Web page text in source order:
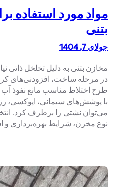
مواد مورد استفاده
بتنی
جولای 7, 1404
مخازن بتنی به دلیل تخلخل ذاتی
در مرحله ساخت، افزودنی‌های
طرح اختلاط مناسب مانع نفوذ
با پوشش‌های سیمانی، اپوکسی،
می‌توان نشتی را برطرف کرد.
نوع مخزن، شرایط بهره‌برداری و